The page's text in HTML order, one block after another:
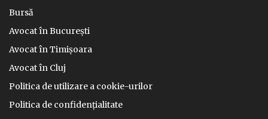
Bursă
Avocat în București
Avocat în Timișoara
Avocat în Cluj
Politica de utilizare a cookie-urilor
Politica de confidențialitate